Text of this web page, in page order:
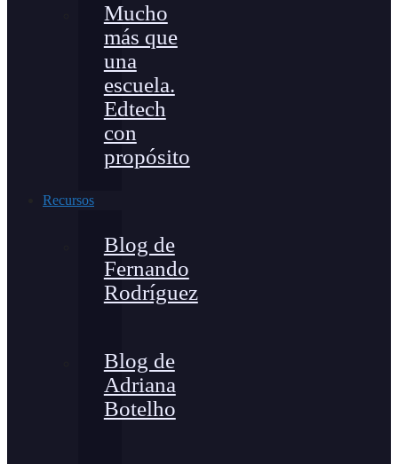
Mucho
más que
una
escuela.
Edtech
con
propósito
Recursos
Blog de
Fernando
Rodríguez
Blog de
Adriana
Botelho